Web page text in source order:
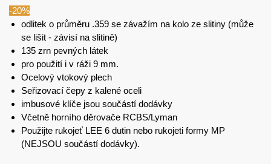
-20%
odlitek o průměru .359 se závažím na kolo ze slitiny (může
se lišit - závisí na slitině)
135 zrn pevných látek
pro použití i v ráži 9 mm.
Ocelový vtokový plech
Seřizovací čepy z kalené oceli
imbusové klíče jsou součástí dodávky
Včetně horního děrovače RCBS/Lyman
Použijte rukojeť LEE 6 dutin nebo rukojeti formy MP
(NEJSOU součástí dodávky).